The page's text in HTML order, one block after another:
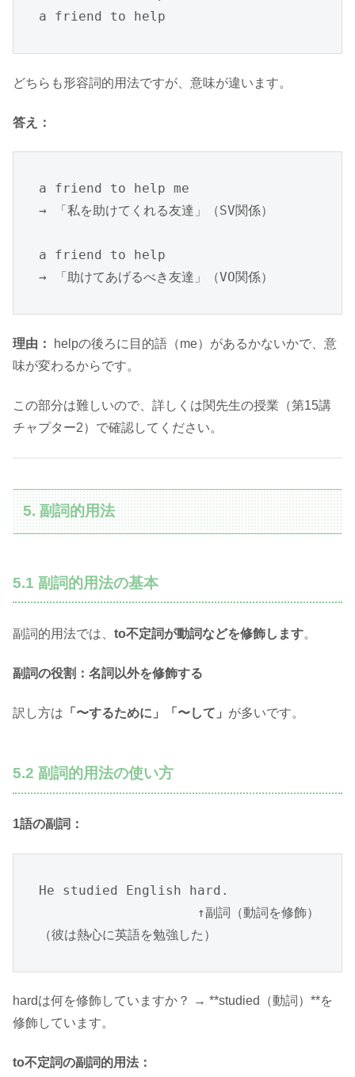
a friend to help
どちらも形容詞的用法ですが、意味が違います。
答え：
a friend to help me
→ 「私を助けてくれる友達」（SV関係）
a friend to help
→ 「助けてあげるべき友達」（VO関係）
理由：
helpの後ろに目的語（me）があるかないかで、意
味が変わるからです。
この部分は難しいので、詳しくは関先生の授業（第15講
チャプター2）で確認してください。
5. 副詞的用法
5.1 副詞的用法の基本
副詞的用法では、 to不定詞が動詞などを修飾します。
副詞の役割：名詞以外を修飾する
訳し方は 「〜するために」「〜して」 が多いです。
5.2 副詞的用法の使い方
1語の副詞：
He studied English hard.
                    ↑副詞（動詞を修飾）
（彼は熱心に英語を勉強した）
hardは何を修飾していますか？ → **studied（動詞）**を
修飾しています。
to不定詞の副詞的用法：